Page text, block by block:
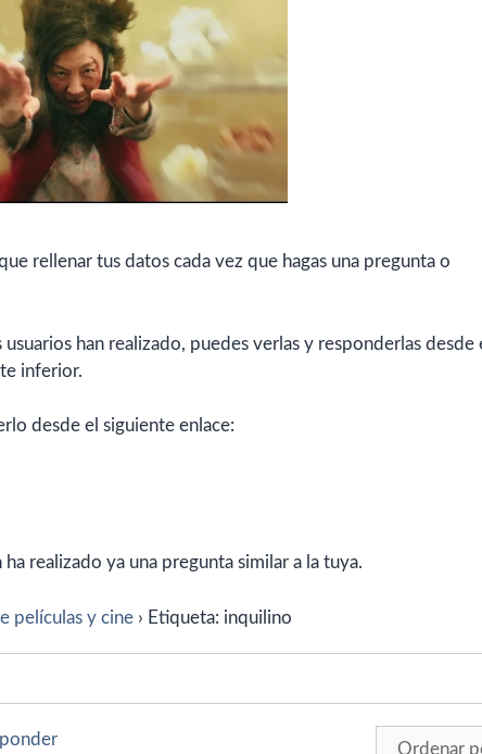
rellenar tus datos cada vez que hagas una pregunta o
usuarios han realizado, puedes verlas y responderlas desde
inferior.
desde el siguiente enlace:
realizado ya una pregunta similar a la tuya.
películas y cine › Etiqueta: inquilino